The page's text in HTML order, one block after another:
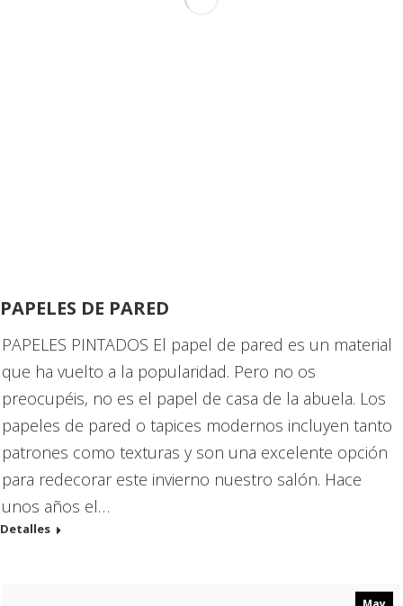
PAPELES DE PARED
PAPELES PINTADOS El papel de pared es un material
que ha vuelto a la popularidad. Pero no os
preocupéis, no es el papel de casa de la abuela. Los
papeles de pared o tapices modernos incluyen tanto
patrones como texturas y son una excelente opción
para redecorar este invierno nuestro salón. Hace
unos años el…
Detalles